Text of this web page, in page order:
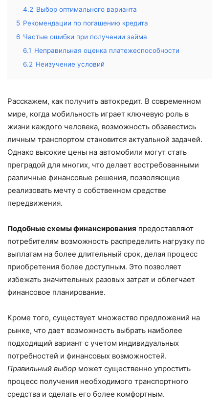
4.2 Выбор оптимального варианта
5 Рекомендации по погашению кредита
6 Частые ошибки при получении займа
6.1 Неправильная оценка платежеспособности
6.2 Неизучение условий
Расскажем, как получить автокредит. В современном
мире, когда мобильность играет ключевую роль в
жизни каждого человека, возможность обзавестись
личным транспортом становится актуальной задачей.
Однако высокие цены на автомобили могут стать
преградой для многих, что делает востребованными
различные финансовые решения, позволяющие
реализовать мечту о собственном средстве
передвижения.
Подобные схемы финансирования предоставляют
потребителям возможность распределить нагрузку по
выплатам на более длительный срок, делая процесс
приобретения более доступным. Это позволяет
избежать значительных разовых затрат и облегчает
финансовое планирование.
Кроме того, существует множество предложений на
рынке, что дает возможность выбрать наиболее
подходящий вариант с учетом индивидуальных
потребностей и финансовых возможностей.
Правильный выбор может существенно упростить
процесс получения необходимого транспортного
средства и сделать его более комфортным.